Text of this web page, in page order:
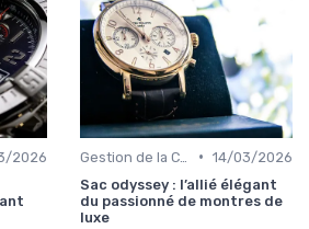
2026
• 14/03/2026
Sac odyssey : l’allié élégant
du passionné de montres de
luxe